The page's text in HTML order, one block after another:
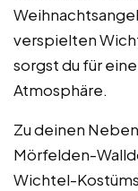
verspielten
sorgst du für
Atmosphäre.
Zu deinen
Mörfelden-
Wichtel-